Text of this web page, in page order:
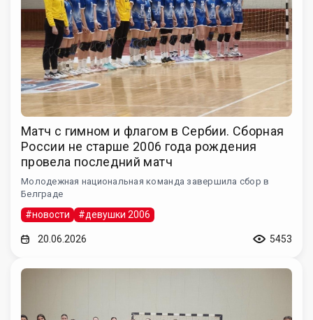
Матч с гимном и флагом в Сербии. Сборная
России не старше 2006 года рождения
провела последний матч
Молодежная национальная команда завершила сбор в
Белграде
#новости #девушки 2006
20.06.2026 5453